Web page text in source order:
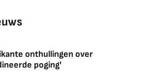
onthullingen over
poging'